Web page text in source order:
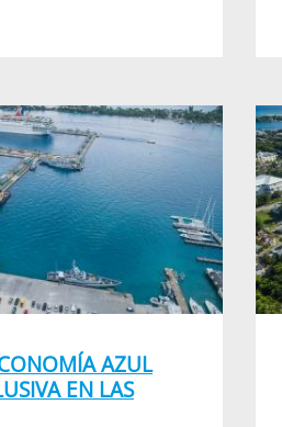
AZUL
EN LAS